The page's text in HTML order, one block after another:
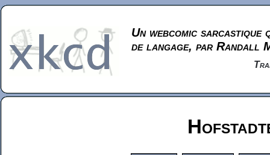
Un webcomic sarcastique
de langage, par Randall